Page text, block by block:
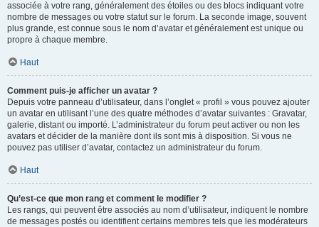
associée à votre rang, généralement des étoiles ou des blocs indiquant votre
nombre de messages ou votre statut sur le forum. La seconde image, souvent
plus grande, est connue sous le nom d’avatar et généralement est unique ou
propre à chaque membre.
Haut
Comment puis-je afficher un avatar ?
Depuis votre panneau d’utilisateur, dans l’onglet « profil » vous pouvez ajouter
un avatar en utilisant l’une des quatre méthodes d’avatar suivantes : Gravatar,
galerie, distant ou importé. L’administrateur du forum peut activer ou non les
avatars et décider de la manière dont ils sont mis à disposition. Si vous ne
pouvez pas utiliser d’avatar, contactez un administrateur du forum.
Haut
Qu’est-ce que mon rang et comment le modifier ?
Les rangs, qui peuvent être associés au nom d’utilisateur, indiquent le nombre
de messages postés ou identifient certains membres tels que les modérateurs